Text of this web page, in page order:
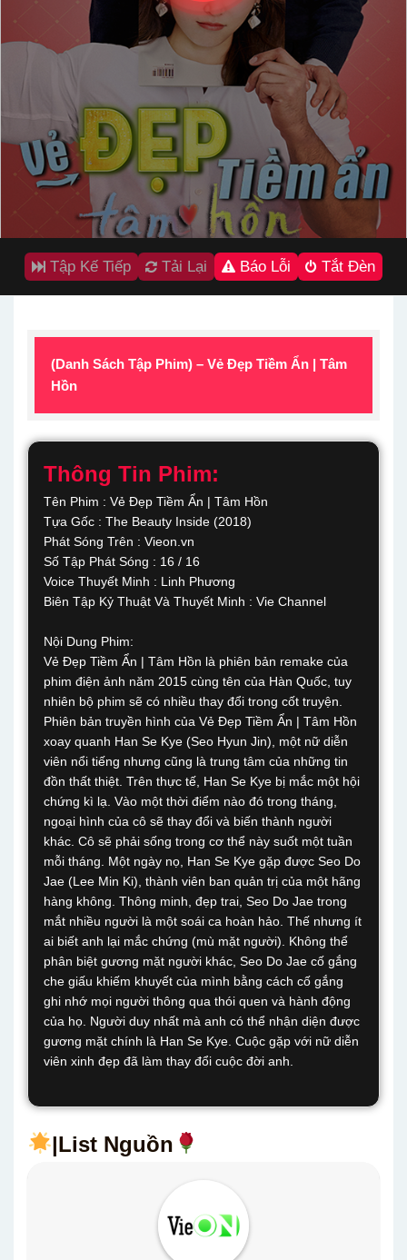
Tập Kế Tiếp Tải Lại Báo Lỗi Tắt Đèn
(Danh Sách Tập Phim) – Vẻ Đẹp Tiềm Ẩn | Tâm
Hồn
Thông Tin Phim:
Tên Phim : Vẻ Đẹp Tiềm Ẩn | Tâm Hồn
Tựa Gốc : The Beauty Inside (2018)
Phát Sóng Trên : Vieon.vn
Số Tập Phát Sóng : 16 / 16
Voice Thuyết Minh : Linh Phương
Biên Tập Kỷ Thuật Và Thuyết Minh : Vie Channel
Nội Dung Phim:
Vẻ Đẹp Tiềm Ẩn | Tâm Hồn là phiên bản remake của
phim điện ảnh năm 2015 cùng tên của Hàn Quốc, tuy
nhiên bộ phim sẽ có nhiều thay đổi trong cốt truyện.
Phiên bản truyền hình của Vẻ Đẹp Tiềm Ẩn | Tâm Hồn
xoay quanh Han Se Kye (Seo Hyun Jin), một nữ diễn
viên nổi tiếng nhưng cũng là trung tâm của những tin
đồn thất thiệt. Trên thực tế, Han Se Kye bị mắc một hội
chứng kì lạ. Vào một thời điểm nào đó trong tháng,
ngoại hình của cô sẽ thay đổi và biến thành người
khác. Cô sẽ phải sống trong cơ thể này suốt một tuần
mỗi tháng. Một ngày nọ, Han Se Kye gặp được Seo Do
Jae (Lee Min Ki), thành viên ban quản trị của một hãng
hàng không. Thông minh, đẹp trai, Seo Do Jae trong
mắt nhiều người là một soái ca hoàn hảo. Thế nhưng ít
ai biết anh lại mắc chứng (mù mặt người). Không thể
phân biệt gương mặt người khác, Seo Do Jae cố gắng
che giấu khiếm khuyết của mình bằng cách cố gắng
ghi nhớ mọi người thông qua thói quen và hành động
của họ. Người duy nhất mà anh có thể nhận diện được
gương mặt chính là Han Se Kye. Cuộc gặp với nữ diễn
viên xinh đẹp đã làm thay đổi cuộc đời anh.
|List Nguồn